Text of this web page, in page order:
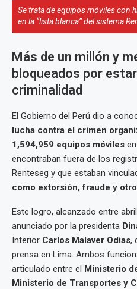
Se trata de equipos móviles con
en la “lista blanca” del sistema
Más de un millón y
bloqueados por
criminalidad
El Gobierno del Perú dio a
lucha contra el crimen
1,594,959 equipos móviles
encontraban fuera de los
Renteseg y que estaban
como extorsión, fraude y
Este logro, alcanzado entre
anunciado por la presidenta
Interior Carlos Malaver Odias,
prensa en Lima. Ambos
articulado entre el Ministerio
Ministerio de Transportes y